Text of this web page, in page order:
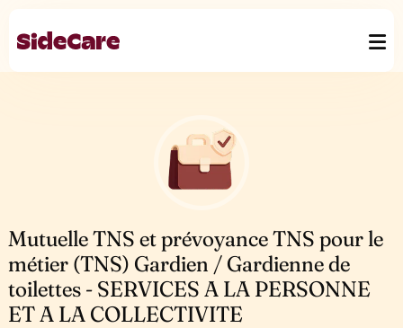
Mutuelle TNS et prévoyance TNS pour le
métier (TNS) Gardien / Gardienne de
toilettes - SERVICES A LA PERSONNE
ET A LA COLLECTIVITE